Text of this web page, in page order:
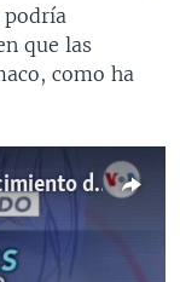
que las
como ha
Lupus, ‘el gran imitador’: un padecimiento difícil de diagnosticar